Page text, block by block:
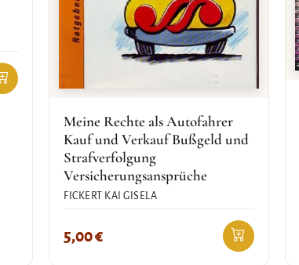
Meine Rechte als Autofahrer
Kauf und Verkauf Bußgeld und
Strafverfolgung
Versicherungsansprüche
FICKERT KAI GISELA
5,00€